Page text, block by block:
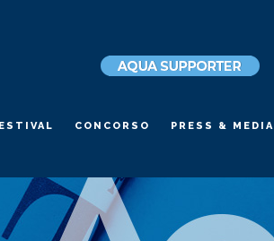
CONCORSO PRESS & MEDIA